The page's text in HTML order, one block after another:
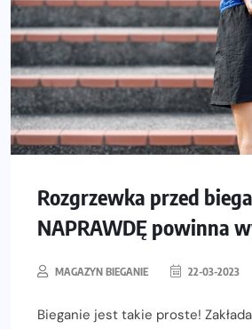
Rozgrzewka przed
NAPRAWDĘ powinna
MAGAZYN BIEGANIE 22-03-2023
Bieganie jest takie proste!